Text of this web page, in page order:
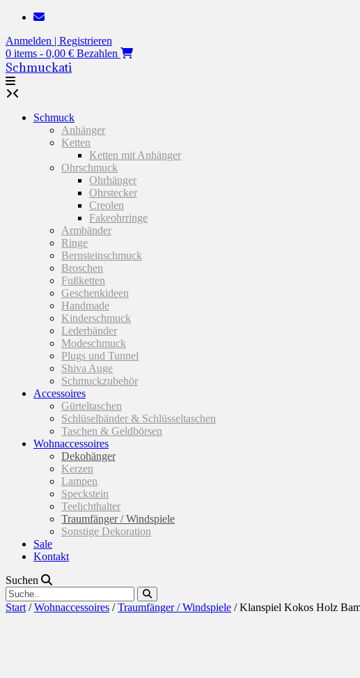
Zum
springen
Anmelden | Registrieren
0 items - 0,00 € Bezahlen
Schmuckati
Schmuck
Anhänger
Ketten
Ketten mit Anhänger
Ohrschmuck
Ohrhänger
Ohrstecker
Creolen
Fakeohrringe
Armbänder
Ringe
Bernsteinschmuck
Broschen
Fußketten
Geschenkideen
Handmade
Kinderschmuck
Lederbänder
Modeschmuck
Plugs und Tunnel
Shiva Auge
Schmuckzubehör
Accessoires
Gürteltaschen
Schlüselbänder & Schlüsseltaschen
Taschen & Geldbörsen
Wohnaccessoires
Dekohänger
Kerzen
Lampen
Speckstein
Teelichthalter
Traumfänger / Windspiele
Sonstige Dekoration
Sale
Kontakt
Suchen
Start /Wohnaccessoires /Traumfänger / Windspiele / Klanspiel Kokos Holz